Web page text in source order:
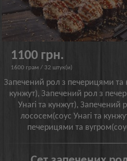
1100 грн.
1600 грам / 32 штук(и)
Запечений рол з печерицями та
кунжут), Запечений рол з
Унагі та кунжут), Запечений
лососем(соус Унагі та
печерицями та